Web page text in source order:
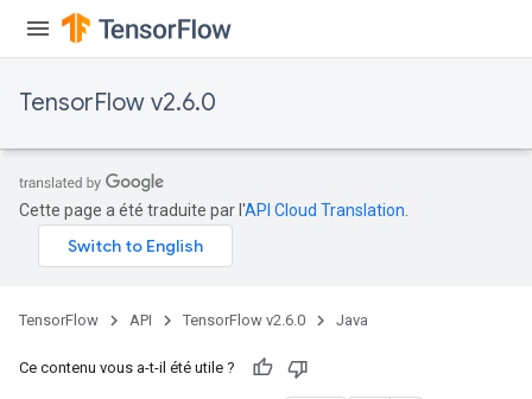
TensorFlow v2.6.0
Cette page a été traduite par l'API Cloud Translation
TensorFlow API TensorFlow v2.6.0 Java
Ce contenu vous a-t-il été utile ?